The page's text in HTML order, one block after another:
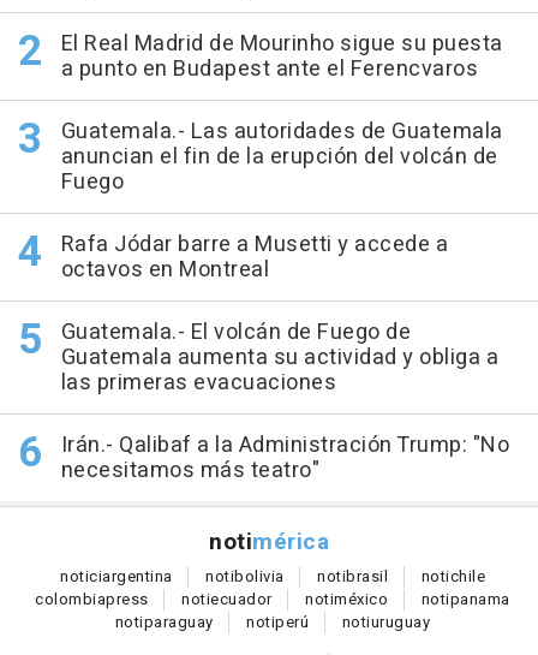
El Real Madrid de Mourinho sigue su puesta
a punto en Budapest ante el Ferencvaros
Guatemala.- Las autoridades de Guatemala
anuncian el fin de la erupción del volcán de
Fuego
Rafa Jódar barre a Musetti y accede a
octavos en Montreal
Guatemala.- El volcán de Fuego de
Guatemala aumenta su actividad y obliga a
las primeras evacuaciones
Irán.- Qalibaf a la Administración Trump: "No
necesitamos más teatro"
notimérica
noticiargentina notibolivia notibrasil notichile
colombiapress notiecuador notiméxico notipanama
notiparaguay notiperú notiuruguay